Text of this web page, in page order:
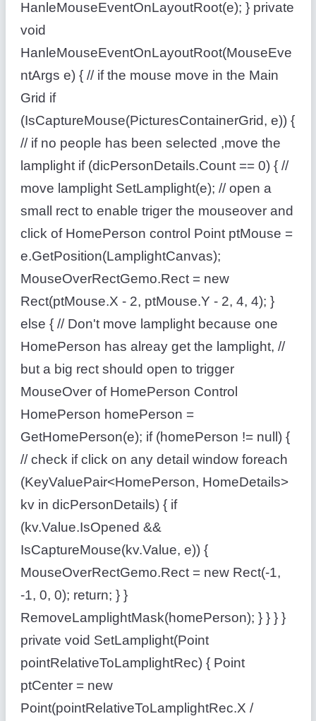
HanleMouseEventOnLayoutRoot(e); } private
void
HanleMouseEventOnLayoutRoot(MouseEve
ntArgs e) { // if the mouse move in the Main
Grid if
(IsCaptureMouse(PicturesContainerGrid, e)) {
// if no people has been selected ,move the
lamplight if (dicPersonDetails.Count == 0) { //
move lamplight SetLamplight(e); // open a
small rect to enable triger the mouseover and
click of HomePerson control Point ptMouse =
e.GetPosition(LamplightCanvas);
MouseOverRectGemo.Rect = new
Rect(ptMouse.X - 2, ptMouse.Y - 2, 4, 4); }
else { // Don't move lamplight because one
HomePerson has alreay get the lamplight, //
but a big rect should open to trigger
MouseOver of HomePerson Control
HomePerson homePerson =
GetHomePerson(e); if (homePerson != null) {
// check if click on any detail window foreach
(KeyValuePair<HomePerson, HomeDetails>
kv in dicPersonDetails) { if
(kv.Value.IsOpened &&
IsCaptureMouse(kv.Value, e)) {
MouseOverRectGemo.Rect = new Rect(-1,
-1, 0, 0); return; } }
RemoveLamplightMask(homePerson); } } } }
private void SetLamplight(Point
pointRelativeToLamplightRec) { Point
ptCenter = new
Point(pointRelativeToLamplightRec.X /